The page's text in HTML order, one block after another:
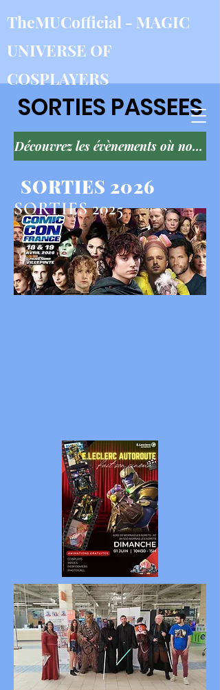
TheMUCofficial - MAGIC
UNIVERSE OF
COSPLAYERS
SORTIES PASSEES
Découvrez les évènements où nous étions exposants ou organisateurs
SORTIES 2026
SORTIES 2025